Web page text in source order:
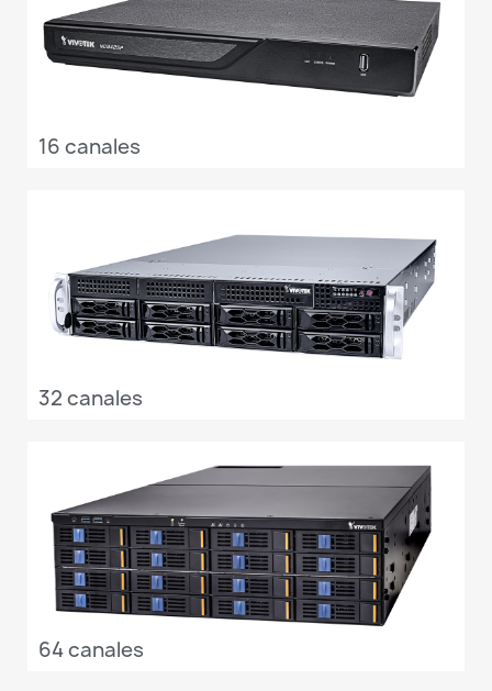
16 canales
32 canales
64 canales